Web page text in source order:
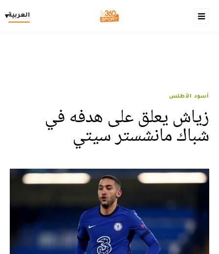
العربية▾
أسود الأطلس
زياش يعلق على هدفه في
شباك مانشستر سيتي